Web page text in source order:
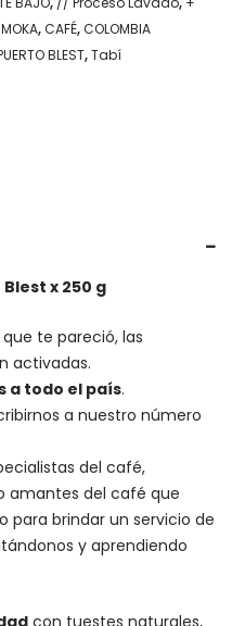
,CAFÉ,COLOMBIA
BLEST,Tabí
x 250 g
te pareció, las
activadas.
a todo el país.
a nuestro número
del café,
amantes del café que
para brindar un servicio de
y aprendiendo
con tuestes naturales,